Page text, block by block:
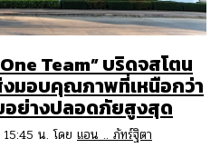
Team” บริดจสโตน
งมอบคุณภาพที่เหนือกว่า
อย่างปลอดภัยสูงสุด
น. โดย แอน .. ภัทร์ฐิตา